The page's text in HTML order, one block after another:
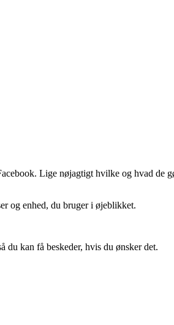
Lige nøjagtigt hvilke og hvad de
og enhed, du bruger i øjeblikket.
du kan få beskeder, hvis du ønsker det.